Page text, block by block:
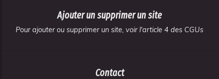
Ajouter un supprimer un site
Pour ajouter ou supprimer un site, voir l'article 4 des CGUs
Contact